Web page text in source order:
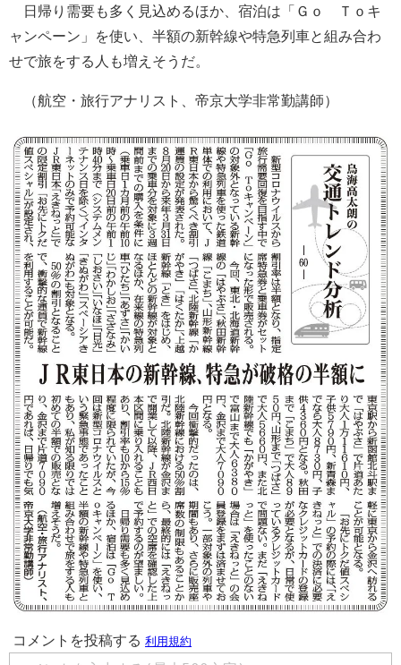
日帰り需要も多く見込めるほか、宿泊は「Ｇｏ Ｔｏキ
ャンペーン」を使い、半額の新幹線や特急列車と組み合わ
せで旅をする人も増えそうだ。
（航空・旅行アナリスト、帝京大学非常勤講師）